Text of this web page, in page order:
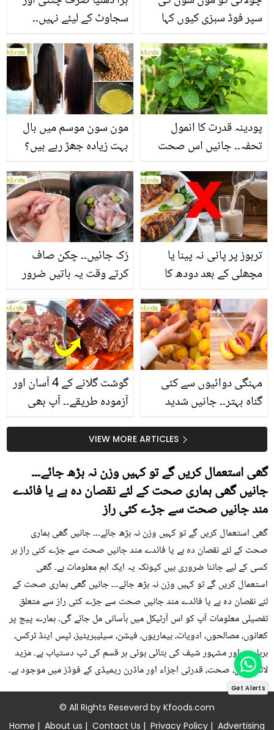
سجاوٹ کے لیئے نہیں۔۔
انگیز فوائد جو شاید ہی آپ
کو معلوم ہوں
سپر فوڈ سبزی کیوں کہا
منرلز اور اینٹی آکسیڈنٹس
سے بھرپور اس سبزی کے
فائدے
مون سون موسم میں بال
بہت زیادہ جھڑ رہے ہیں؟
بنانے کے چند قدرتی طریقے
پودینہ قدرت کا انمول
تحفہ۔۔ جانیں اس صحت
انگیز طبی فوائد
رُک جائیں۔۔ چکن صاف
کرتے وقت یہ باتیں ضرور
تربوز پر پانی نہ پینا یا
مچھلی کے بعد دودھ کا
سے متعلق غلط فہمیوں کی
حقیقت کیا ہے اور افواہ
کیا؟
گوشت گلانے کے 4 آسان اور
آزمودہ طریقے۔۔ آپ بھی
بتائے راز
مہنگی دوائیوں سے کئی
گناہ بہتر۔۔ جانیں شدید
کیوں کھانا چاہیے؟ VIEW MORE ARTICLES
گھی استعمال کریں گے تو کہیں وزن نہ بڑھ جائے۔۔۔
جانیں گھی ہماری صحت کے لئے نقصان دہ ہے یا فائدے
مند جانیں صحت سے جڑے کئی راز
گھی استعمال کریں گے تو کہیں وزن نہ بڑھ جائے۔۔۔ جانیں گھی ہماری
صحت کے لئے نقصان دہ ہے یا فائدے مند جانیں صحت سے جڑے کئی راز ہر
کسی کے لیے جاننا ضروری ہیں کیونکہ یہ ایک اہم معلومات ہے۔ گھی
استعمال کریں گے تو کہیں وزن نہ بڑھ جائے۔۔۔ جانیں گھی ہماری صحت کے
لئے نقصان دہ ہے یا فائدے مند جانیں صحت سے جڑے کئی راز سے متعلق
تفصیلی معلومات آپ کو اس آرٹیکل میں بآسانی مل جائے گی۔ ہمارے پیج پر
کھانوں، مصالحوں، ادویات، بیماریوں، فیشن، سیلیبریٹیز، ٹپس اینڈ ٹرکس،
ہربلسٹ اور مشہور شیف کی بتائی ہوئی ہر قسم کی ٹپ دستیاب ہے۔ مزید
لائف ٹپس، صحت، قدرتی اجزاء اور ماڈرن ریمیڈی کے فوڈز میں موجود ہے۔
© All Rights Reseverd by Kfoods.com
Home | About us | Contact Us | Privacy Policy | Advertising
Get Alerts